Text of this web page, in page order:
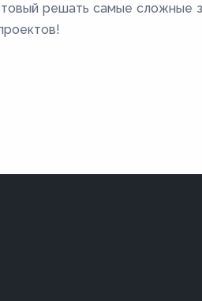
решать самые сложные